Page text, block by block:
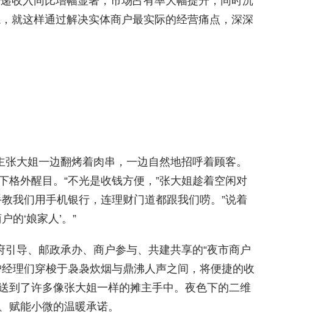
就这样通过解决实体商户最实际的经营痛点，深深
大姐一边翻烤着肉串，一边自然地招呼着顾客。
外醒目。“不光是收钱方便，”张大姐趁着空闲对
我们用手机银行，连理财门道都跟我们唠。”说着
的‘娘家人’。”
导、邮政承办、商户参与、共建共享的“夜市商户
理们穿梭于袅袅炊烟与鼎沸人声之间，将便捷的收
到了许多像张大姐一样的摊主手中。夜色下的二维
赋能小微的温暖承诺。